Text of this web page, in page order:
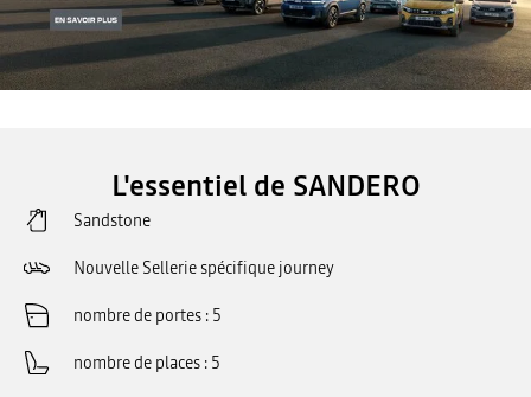
L'essentiel de SANDERO
Sandstone
Nouvelle Sellerie spécifique journey
nombre de portes 5
nombre de places 5